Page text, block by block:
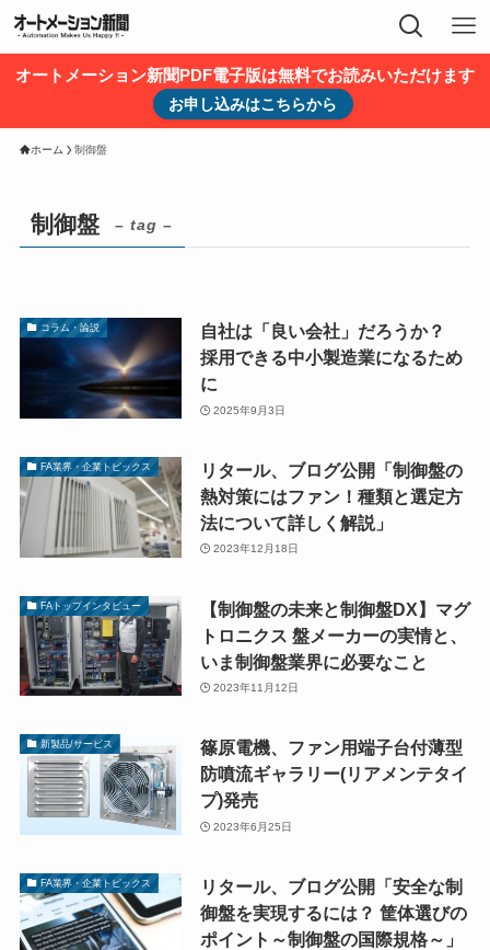
オートメーション新聞PDF電子版は無料でお読みいただけます
お申し込みはこちらから
ホーム 制御盤
制御盤 – tag –
コラム・論説
自社は「良い会社」だろうか？
採用できる中小製造業になるため
に
2025年9月3日
FA業界・企業トピックス
リタール、ブログ公開「制御盤の
熱対策にはファン！種類と選定方
法について詳しく解説」
2023年12月18日
FAトップインタビュー
【制御盤の未来と制御盤DX】マグ
トロニクス 盤メーカーの実情と、
いま制御盤業界に必要なこと
2023年11月12日
新製品/サービス
篠原電機、ファン用端子台付薄型
防噴流ギャラリー(リアメンテタイ
プ)発売
2023年6月25日
FA業界・企業トピックス
リタール、ブログ公開「安全な制
御盤を実現するには？ 筐体選びの
ポイント～制御盤の国際規格～」